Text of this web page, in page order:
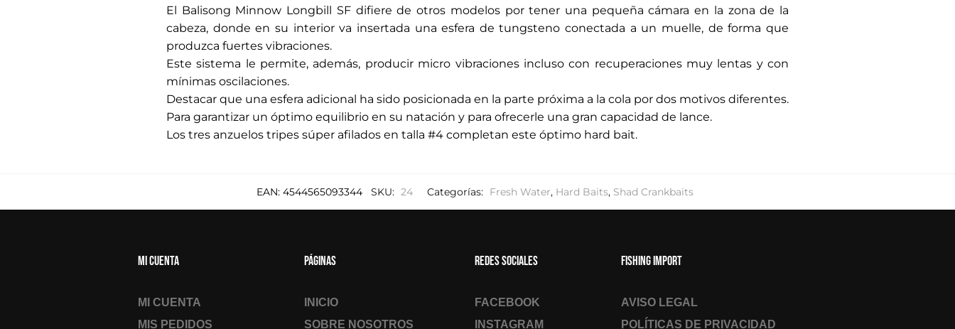
d
e
o
r
e
o
e
c
ó
i
El Balisong Minnow Longbill SF difiere de otros modelos por tener una pequeña cámara en la zona de la
cabeza, donde en su interior va insertada una esfera de tungsteno conectada a un muelle, de forma que
produzca fuertes vibraciones.
Este sistema le permite, además, producir micro vibraciones incluso con recuperaciones muy lentas y con
mínimas oscilaciones.
Destacar que una esfera adicional ha sido posicionada en la parte próxima a la cola por dos motivos diferentes.
Para garantizar un óptimo equilibrio en su natación y para ofrecerle una gran capacidad de lance.
Los tres anzuelos tripes súper afilados en talla #4 completan este óptimo hard bait.
EAN: 4544565093344 SKU: 24 Categorías: Fresh Water, Hard Baits, Shad Crankbaits
Mi cuenta
MI CUENTA
MIS PEDIDOS
Páginas
INICIO
SOBRE NOSOTROS
Redes sociales
FACEBOOK
INSTAGRAM
Fishing Import
AVISO LEGAL
POLÍTICAS DE PRIVACIDAD